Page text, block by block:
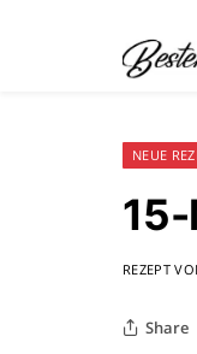
NEUE
REZEPT
Share